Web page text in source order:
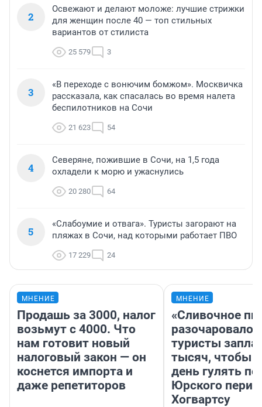
2
Освежают и делают моложе: лучшие стрижки
для женщин после 40 — топ стильных
вариантов от стилиста
25 579 3
3
«В переходе с вонючим бомжом». Москвичка
рассказала, как спасалась во время налета
беспилотников на Сочи
21 623 54
4
Северяне, пожившие в Сочи, на 1,5 года
охладели к морю и ужаснулись
20 280 64
5
«Слабоумие и отвага». Туристы загорают на
пляжах в Сочи, над которыми работает ПВО
17 229 24
МНЕНИЕ
Продашь за 3000, налог
возьмут с 4000. Что
нам готовит новый
налоговый закон — он
коснется импорта и
даже репетиторов
МНЕНИЕ
«Сливочное
разочаровало»:
туристы
тысяч, чтобы
день гулять по
Юрского
Хогвартсу